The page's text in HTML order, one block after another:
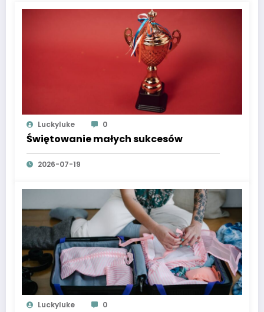
Luckyluke 0
Świętowanie małych sukcesów
2026-07-19
Luckyluke 0